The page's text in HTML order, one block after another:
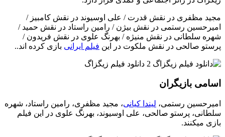
مجید مظفری در نقش قدرت / علی اوسیوند در نقش کامبیز /
امیرحسین رستمی در نقش بیژن / رامین راستاد در نقش حمید /
شهره سلطانی در نقش منیژه / بهرنگ علوی در نقش فریدون /
پرستو صالحی در نقش ملکوت در این فیلم ایرانی بازی کرده اند..
اسامی بازیگران
امیرحسین رستمی، لیندا کیانی، مجید مظفری، رامین راستاد، شهره
سلطانی، پرستو صالحی، علی اوسیوند، بهرنگ علوی در این فیلم
بازی میکنند.